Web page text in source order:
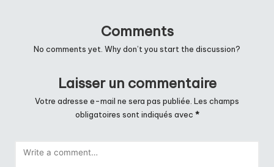
Comments
No comments yet. Why don’t you start the discussion?
Laisser un commentaire
Votre adresse e-mail ne sera pas publiée. Les champs
obligatoires sont indiqués avec *